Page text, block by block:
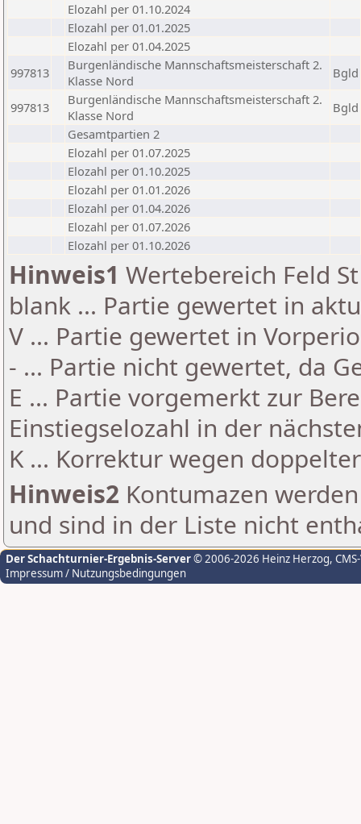
Elozahl per 01.10.2024
Elozahl per 01.01.2025
Elozahl per 01.04.2025
997813
Burgenländische Mannschaftsmeisterschaft 2.
Klasse Nord
Bgld
997813
Burgenländische Mannschaftsmeisterschaft 2.
Klasse Nord
Bgld
Gesamtpartien 2
Elozahl per 01.07.2025
Elozahl per 01.10.2025
Elozahl per 01.01.2026
Elozahl per 01.04.2026
Elozahl per 01.07.2026
Elozahl per 01.10.2026
Hinweis1 Wertebereich Feld
blank ... Partie gewertet in
V ... Partie gewertet in
- ... Partie nicht gewertet, da
E ... Partie vorgemerkt zur
Einstiegselozahl in der
K ... Korrektur wegen
Hinweis2 Kontumazen
und sind in der Liste nicht
Der Schachturnier-Ergebnis-Server© 2006-2026 Heinz Herzog,
Impressum / Nutzungsbedingungen